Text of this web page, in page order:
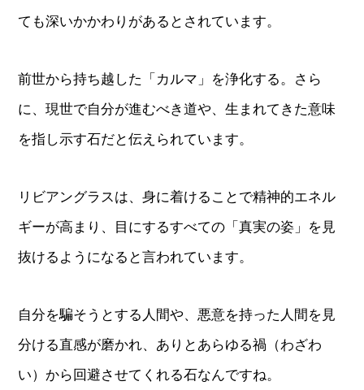
ても深いかかわりがあるとされています。
前世から持ち越した「カルマ」を浄化する。さら
に、現世で自分が進むべき道や、生まれてきた意味
を指し示す石だと伝えられています。
リビアングラスは、身に着けることで精神的エネル
ギーが高まり、目にするすべての「真実の姿」を見
抜けるようになると言われています。
自分を騙そうとする人間や、悪意を持った人間を見
分ける直感が磨かれ、ありとあらゆる禍（わざわ
い）から回避させてくれる石なんですね。